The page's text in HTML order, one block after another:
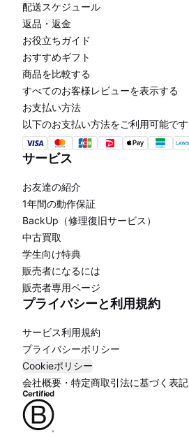
配送スケジュール
返品・返金
お役立ちガイド
おすすめギフト
商品を比較する
すべてのお客様レビューを表示する
お支払い方法
以下のお支払い方法をご利用可能です
サービス
お友達の紹介
1年間の動作保証
BackUp（修理復旧サービス）
中古買取
学生向け特典
販売者になるには
販売者専用ページ
プライバシーと利用規約
サービス利用規約
プライバシーポリシー
Cookieポリシー
会社概要・特定商取引法に基づく表記